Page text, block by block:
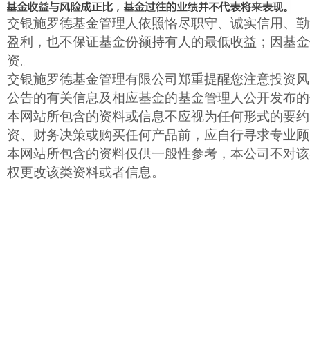
交银施罗德基金管理人依照恪尽职守、诚实信用、
盈利，也不保证基金份额持有人的最低收益；因基
资。
交银施罗德基金管理有限公司郑重提醒您注意投资
公告的有关信息及相应基金的基金管理人公开发布
本网站所包含的资料或信息不应视为任何形式的要
资、财务决策或购买任何产品前，应自行寻求专业
本网站所包含的资料仅供一般性参考，本公司不对
权更改该类资料或者信息。